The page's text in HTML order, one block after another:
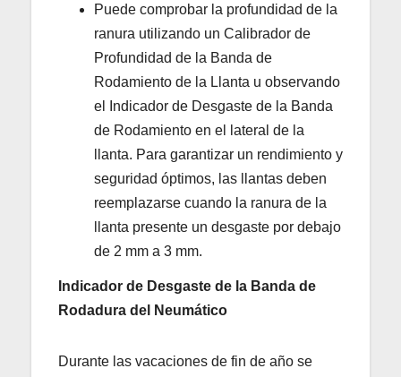
Puede comprobar la profundidad de la
ranura utilizando un Calibrador de
Profundidad de la Banda de
Rodamiento de la Llanta u observando
el Indicador de Desgaste de la Banda
de Rodamiento en el lateral de la
llanta. Para garantizar un rendimiento y
seguridad óptimos, las llantas deben
reemplazarse cuando la ranura de la
llanta presente un desgaste por debajo
de 2 mm a 3 mm.
Indicador de Desgaste de la Banda de
Rodadura del Neumático
Durante las vacaciones de fin de año se